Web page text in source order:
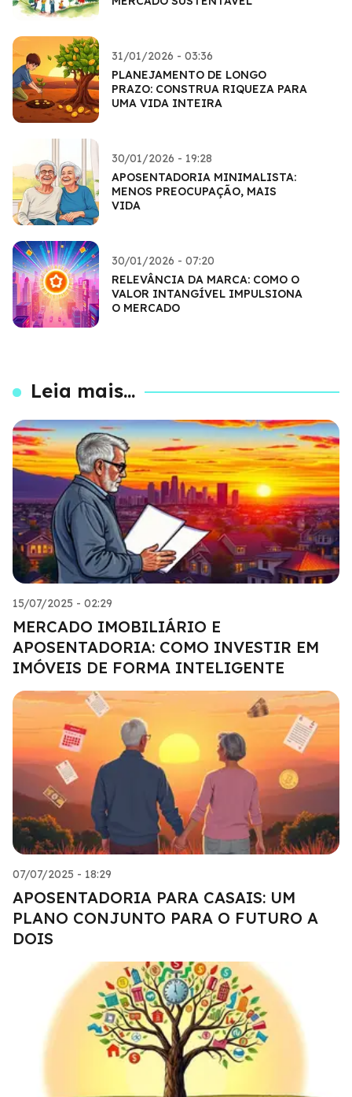
31/01/2026 - 03:36
PLANEJAMENTO DE LONGO
PRAZO: CONSTRUA RIQUEZA PARA
UMA VIDA INTEIRA
30/01/2026 - 19:28
APOSENTADORIA MINIMALISTA:
MENOS PREOCUPAÇÃO, MAIS
VIDA
30/01/2026 - 07:20
RELEVÂNCIA DA MARCA: COMO O
VALOR INTANGÍVEL IMPULSIONA
O MERCADO
Leia mais...
15/07/2025 - 02:29
MERCADO IMOBILIÁRIO E
APOSENTADORIA: COMO INVESTIR EM
IMÓVEIS DE FORMA INTELIGENTE
07/07/2025 - 18:29
APOSENTADORIA PARA CASAIS: UM
PLANO CONJUNTO PARA O FUTURO A
DOIS